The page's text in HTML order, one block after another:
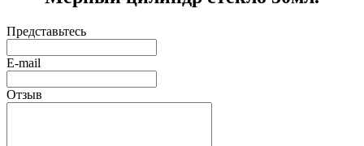
Представьтесь
E-mail
Отзыв